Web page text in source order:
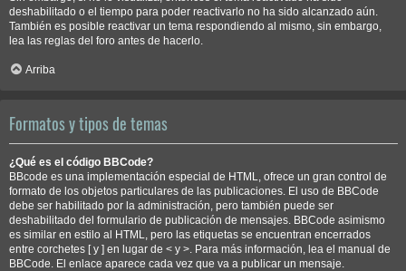
deshabilitado o el tiempo para poder reactivarlo no ha sido alcanzado aún.
También es posible reactivar un tema respondiendo al mismo, sin embargo,
lea las reglas del foro antes de hacerlo.
Arriba
Formatos y tipos de temas
¿Qué es el código BBCode?
BBcode es una implementación especial de HTML, ofrece un gran control de
formato de los objetos particulares de las publicaciones. El uso de BBCode
debe ser habilitado por la administración, pero también puede ser
deshabilitado del formulario de publicación de mensajes. BBCode asimismo
es similar en estilo al HTML, pero las etiquetas se encuentran encerrados
entre corchetes [ y ] en lugar de < y >. Para más información, lea el manual de
BBCode. El enlace aparece cada vez que va a publicar un mensaje.